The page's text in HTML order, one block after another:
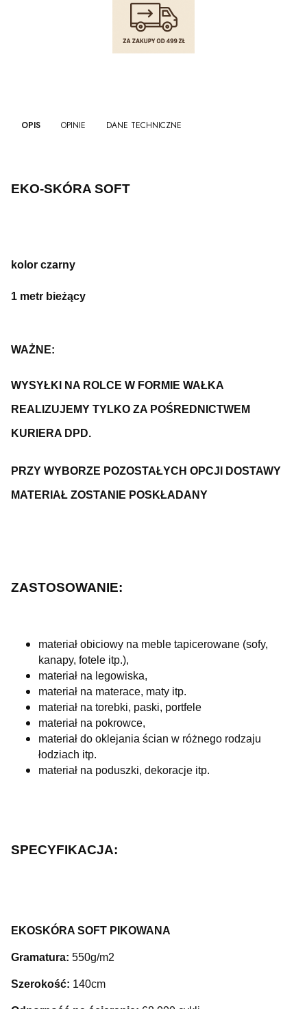
OPIS OPINIE DANE TECHNICZNE
EKO-SKÓRA SOFT
kolor czarny
1 metr bieżący
WAŻNE:
WYSYŁKI NA ROLCE W FORMIE WAŁKA
REALIZUJEMY TYLKO ZA POŚREDNICTWEM
KURIERA DPD.
PRZY WYBORZE POZOSTAŁYCH OPCJI DOSTAWY
MATERIAŁ ZOSTANIE POSKŁADANY
ZASTOSOWANIE:
materiał obiciowy na meble tapicerowane (sofy,
kanapy, fotele itp.),
materiał na legowiska,
materiał na materace, maty itp.
materiał na torebki, paski, portfele
materiał na pokrowce,
materiał do oklejania ścian w różnego rodzaju
łodziach itp.
materiał na poduszki, dekoracje itp.
SPECYFIKACJA:
EKOSKÓRA SOFT PIKOWANA
Gramatura: 550g/m2
Szerokość: 140cm